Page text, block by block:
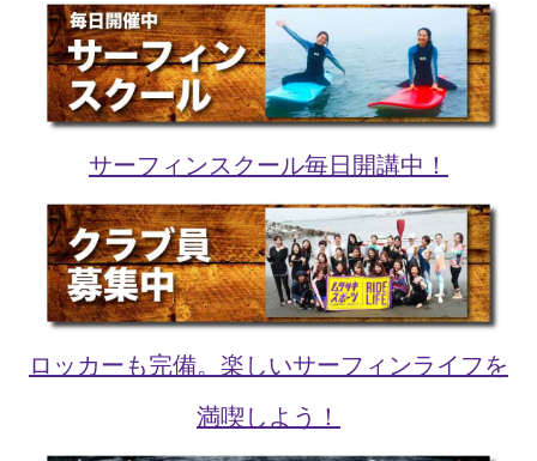
サーフィンスクール毎日開講中！
ロッカーも完備。楽しいサーフィンライフを
満喫しよう！